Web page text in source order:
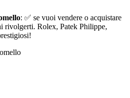
: ✅ se vuoi vendere o acquistare
rivolgerti. Rolex, Patek Philippe,